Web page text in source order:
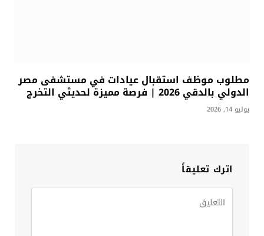
مطلوب موظف استقبال عيادات في مستشفى مصر
الدولي بالدقي 2026 | فرصة مميزة لحديثي التخرج
يوليو 14, 2026
اترك تعليقاً